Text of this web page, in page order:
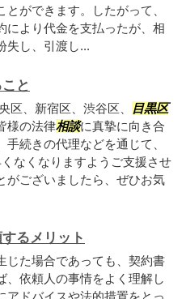
ができます。したがって、
により代金を支払ったが、相
失し、引渡し...
と
区、新宿区、渋谷区、
目黒区
様の法律相談に真摯に向き合
続きの代理などを通じて、
なくなりますようご支援させ
がございましたら、ぜひお気
るメリット
じた場合であっても、契約書
、依頼人の事情をよく理解し
アドバイスや法的措置をとっ